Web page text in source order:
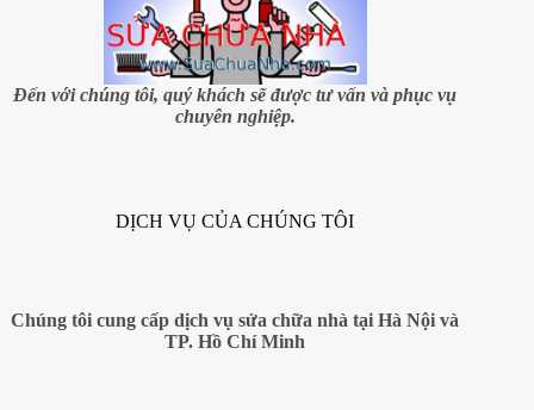
Đến với chúng tôi, quý khách sẽ được tư vấn và phục vụ
chuyên nghiệp.
DỊCH VỤ CỦA CHÚNG TÔI
Chúng tôi cung cấp dịch vụ sửa chữa nhà tại Hà Nội và
TP. Hồ Chí Minh